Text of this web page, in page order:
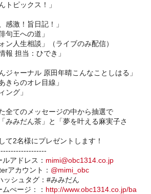
トピックス！」
感激！旨日記！」
句王への道」
ン人生相談」（ライブのみ配信）
報 担当：ひでき」
ジャーナル 原田年晴こんなことしはる」
きらのオレ目線」
ング」
全てのメッセージの中から抽選で
みみだん茶」と「夢を叶える麻実子さ
て2名様にプレゼントします！
アドレス： mimi@obc1314.co.jp
アカウント： @mimi_obc
シュタグ：#みみだん
ぺージ：： http://www.obc1314.co.jp/ba